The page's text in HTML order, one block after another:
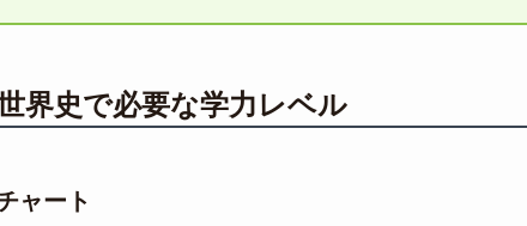
界史で必要な学力レベル
ャート